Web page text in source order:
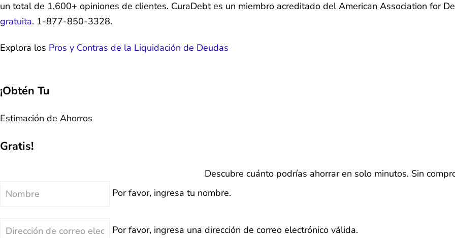
un total de 1,600+ opiniones de clientes. CuraDebt es un miembro acreditado del American Association for
gratuita. 1-877-850-3328.
Explora los Pros y Contras de la Liquidación de Deudas
¡Obtén Tu
Estimación de Ahorros
Gratis!
Descubre cuánto podrías ahorrar en solo minutos. Sin
Nombre
Por favor, ingresa tu nombre.
Correo
Por favor, ingresa una dirección de correo electrónico válida.